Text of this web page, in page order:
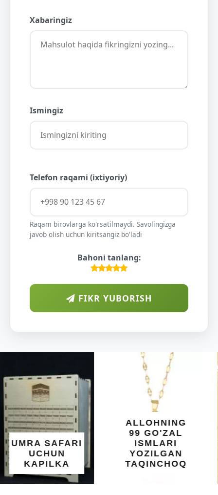
Xabaringiz
Ismingiz
Telefon raqami (ixtiyoriy)
Raqam birovlarga ko'rsatilmaydi. Savolingizga
javob olish uchun kiritsangiz bo'ladi
Bahoni tanlang:
FIKR YUBORISH
ALLOHNING
99 GO'ZAL
ISMLARI
YOZILGAN
TAQINCHOQ
DIYORIDA
O'SUVCHI
KUNDUR
DARAXTINING
SHIFOBAXSH
YELIMI: AQL,
XOTIRA VA
UMUMIY
SALOMATLIK
UCHUN
BEBAHO
NE'MAT